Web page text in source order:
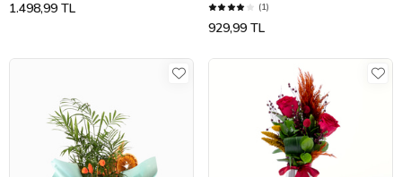
1.498,99 TL (1)
929,99 TL